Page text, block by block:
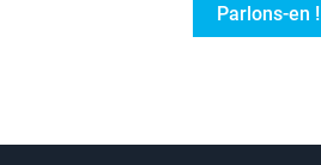
Parlons-en !